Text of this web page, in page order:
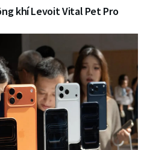
khí Levoit Vital Pet Pro